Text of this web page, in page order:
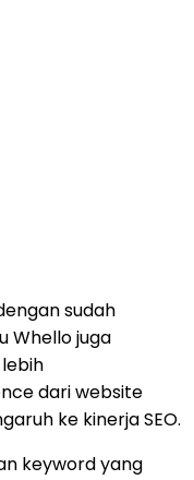
sudah
Whello juga
dari website
ke kinerja SEO.
keyword yang